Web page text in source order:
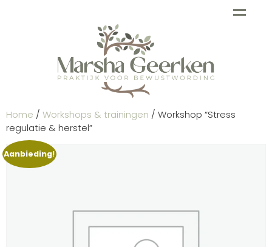
Home / Workshops & trainingen / Workshop “Stress
regulatie & herstel”
Aanbieding!